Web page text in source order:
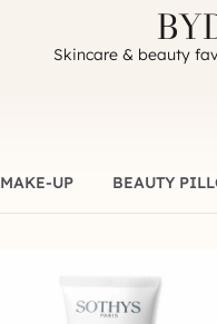
Skincare & beauty
MAKE-UP BEAUTY